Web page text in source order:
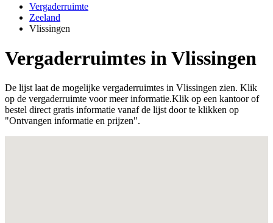
Vergaderruimte
Zeeland
Vlissingen
Vergaderruimtes in Vlissingen
De lijst laat de mogelijke vergaderruimtes in Vlissingen zien. Klik
op de vergaderruimte voor meer informatie.Klik op een kantoor of
bestel direct gratis informatie vanaf de lijst door te klikken op
"Ontvangen informatie en prijzen".